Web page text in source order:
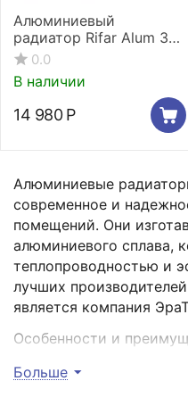
Алюминиевые
современное и
помещений. Они
алюминиевого сплава,
теплопроводностью и
лучших
является компания
Особенности и
Больше
Алюминиевый
радиатор Rifar Alum 350
14 секций
0.0
В наличии
14 980 Р